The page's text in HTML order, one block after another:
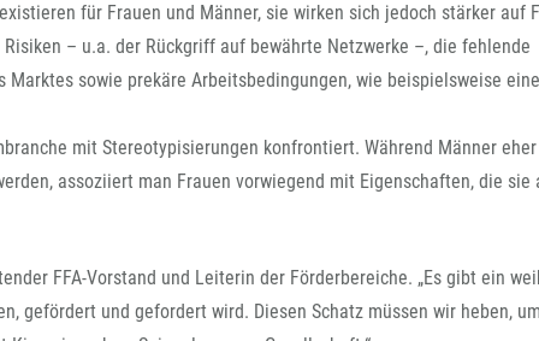
für Frauen und Männer, sie wirken sich jedoch stärker auf
– u.a. der Rückgriff auf bewährte Netzwerke –, die fehlende
sowie prekäre Arbeitsbedingungen, wie beispielsweise eine
mit Stereotypisierungen konfrontiert. Während Männer
assoziiert man Frauen vorwiegend mit Eigenschaften, die sie
FFA-Vorstand und Leiterin der Förderbereiche. „Es gibt ein
gefördert und gefordert wird. Diesen Schatz müssen wir heben,